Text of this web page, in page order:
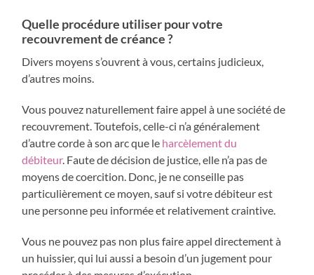
Quelle procédure utiliser pour votre
recouvrement de créance ?
Divers moyens s’ouvrent à vous, certains judicieux,
d’autres moins.
Vous pouvez naturellement faire appel à une société de
recouvrement. Toutefois, celle-ci n’a généralement
d’autre corde à son arc que le harcèlement du
débiteur. Faute de décision de justice, elle n’a pas de
moyens de coercition. Donc, je ne conseille pas
particulièrement ce moyen, sauf si votre débiteur est
une personne peu informée et relativement craintive.
Vous ne pouvez pas non plus faire appel directement à
un huissier, qui lui aussi a besoin d’un jugement pour